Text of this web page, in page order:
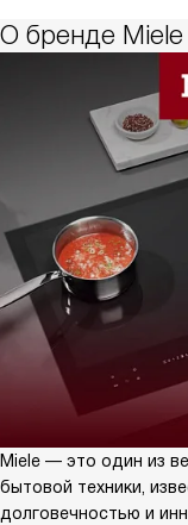
О бренде Miele
Miele — это один из
бытовой техники,
долговечностью и